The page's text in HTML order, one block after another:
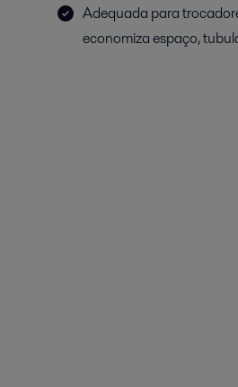
Adequada para
economiza espaço,